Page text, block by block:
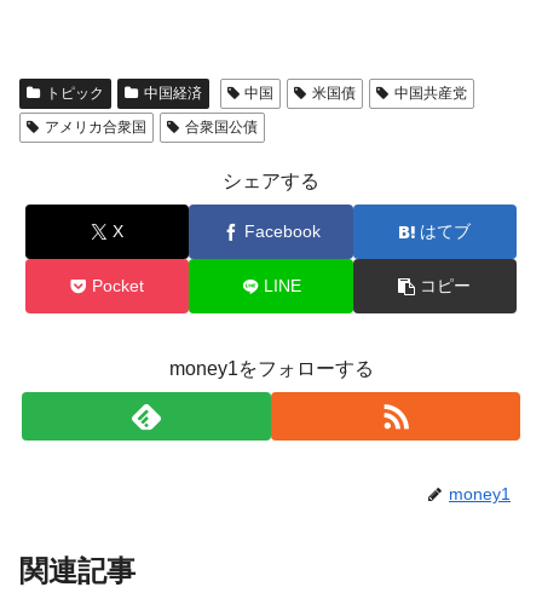
トピック 中国経済 中国 米国債
中国共産党
アメリカ合衆国
合衆国公債
シェアする
X Facebook はてブ
Pocket LINE コピー
money1をフォローする
money1
関連記事